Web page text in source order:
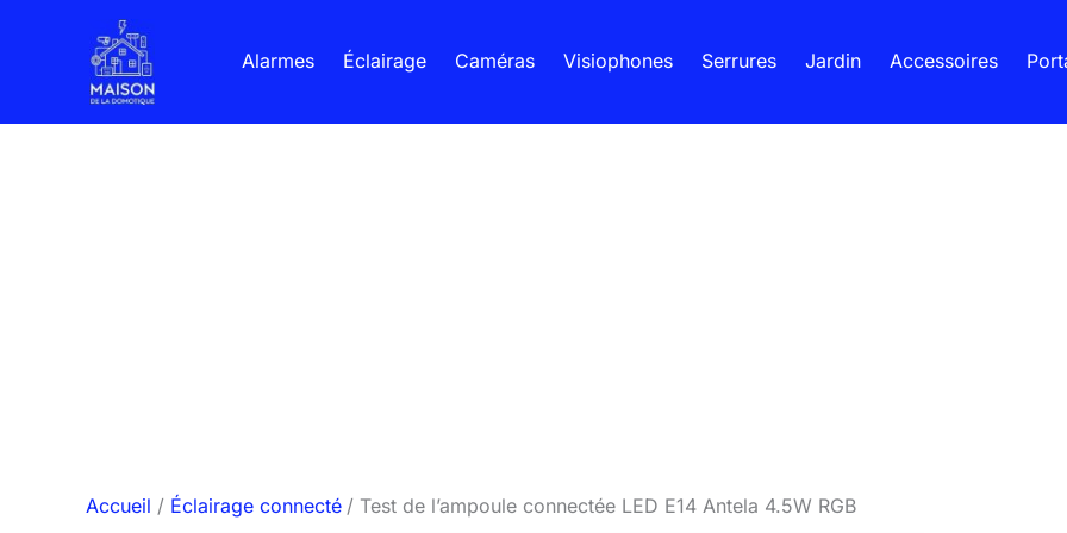
Alarmes Éclairage Caméras Visiophones Serrures Jardin Accessoires
Accueil Éclairage connecté Test de l’ampoule connectée LED E14 Antela 4.5W RGB